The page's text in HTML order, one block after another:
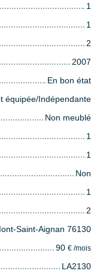
1
1
2
2007
En bon état
équipée/Indépendante
Non meublé
1
1
Non
1
2
Saint-Aignan 76130
90 € /mois
LA2130